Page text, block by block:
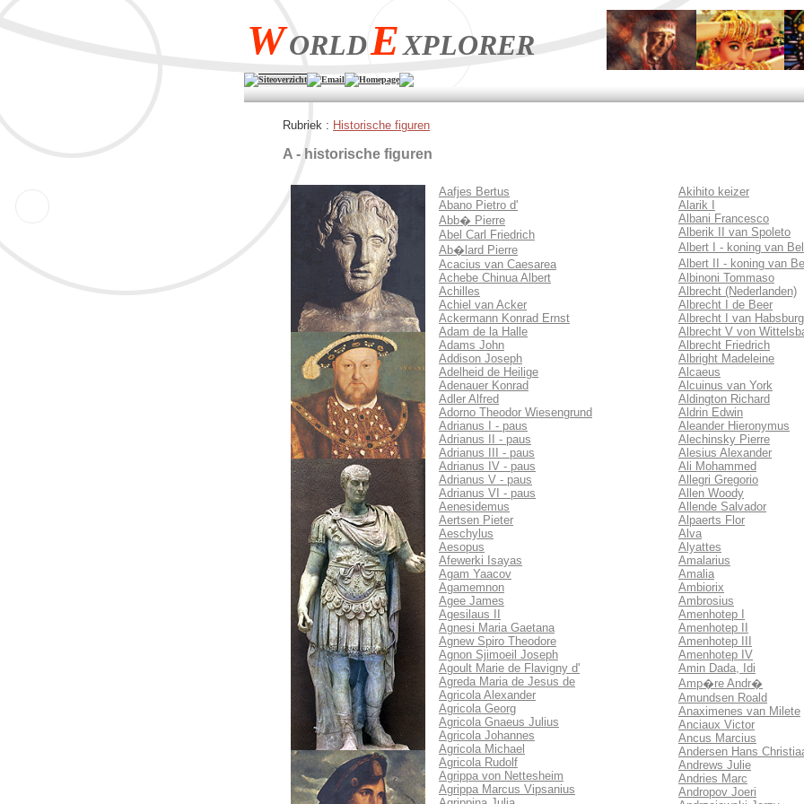
WORLDEXPLORER
Siteoverzicht Email Homepage
Rubriek : Historische figuren
A - historische figuren
Aafjes Bertus
Abano Pietro d'
Abb� Pierre
Abel Carl Friedrich
Ab�lard Pierre
Acacius van Caesarea
Achebe Chinua Albert
Achilles
Achiel van Acker
Ackermann Konrad Ernst
Adam de la Halle
Adams John
Addison Joseph
Adelheid de Heilige
Adenauer Konrad
Adler Alfred
Adorno Theodor Wiesengrund
Adrianus I - paus
Adrianus II - paus
Adrianus III - paus
Adrianus IV - paus
Adrianus V - paus
Adrianus VI - paus
Aenesidemus
Aertsen Pieter
Aeschylus
Aesopus
Afewerki Isayas
Agam Yaacov
Agamemnon
Agee James
Agesilaus II
Agnesi Maria Gaetana
Agnew Spiro Theodore
Agnon Sjimoeil Joseph
Agoult Marie de Flavigny d'
Agreda Maria de Jesus de
Agricola Alexander
Agricola Georg
Agricola Gnaeus Julius
Agricola Johannes
Agricola Michael
Agricola Rudolf
Agrippa von Nettesheim
Agrippa Marcus Vipsanius
Akihito keizer
Alarik I
Albani Francesco
Alberik II van Spoleto
Albert I - koning van
Albert II - koning van
Albinoni Tommaso
Albrecht (Nederlanden)
Albrecht I de Beer
Albrecht I van Habsburg
Albrecht V von
Albrecht Friedrich
Albright Madeleine
Alcaeus
Alcuinus van York
Aldington Richard
Aldrin Edwin
Aleander Hieronymus
Alechinsky Pierre
Alesius Alexander
Ali Mohammed
Allegri Gregorio
Allen Woody
Allende Salvador
Alpaerts Flor
Alva
Alyattes
Amalarius
Amalia
Ambiorix
Ambrosius
Amenhotep I
Amenhotep II
Amenhotep III
Amenhotep IV
Amin Dada, Idi
Amp�re Andr�
Amundsen Roald
Anaximenes van Milete
Anciaux Victor
Ancus Marcius
Andersen Hans
Andrews Julie
Andries Marc
Andropov Joeri